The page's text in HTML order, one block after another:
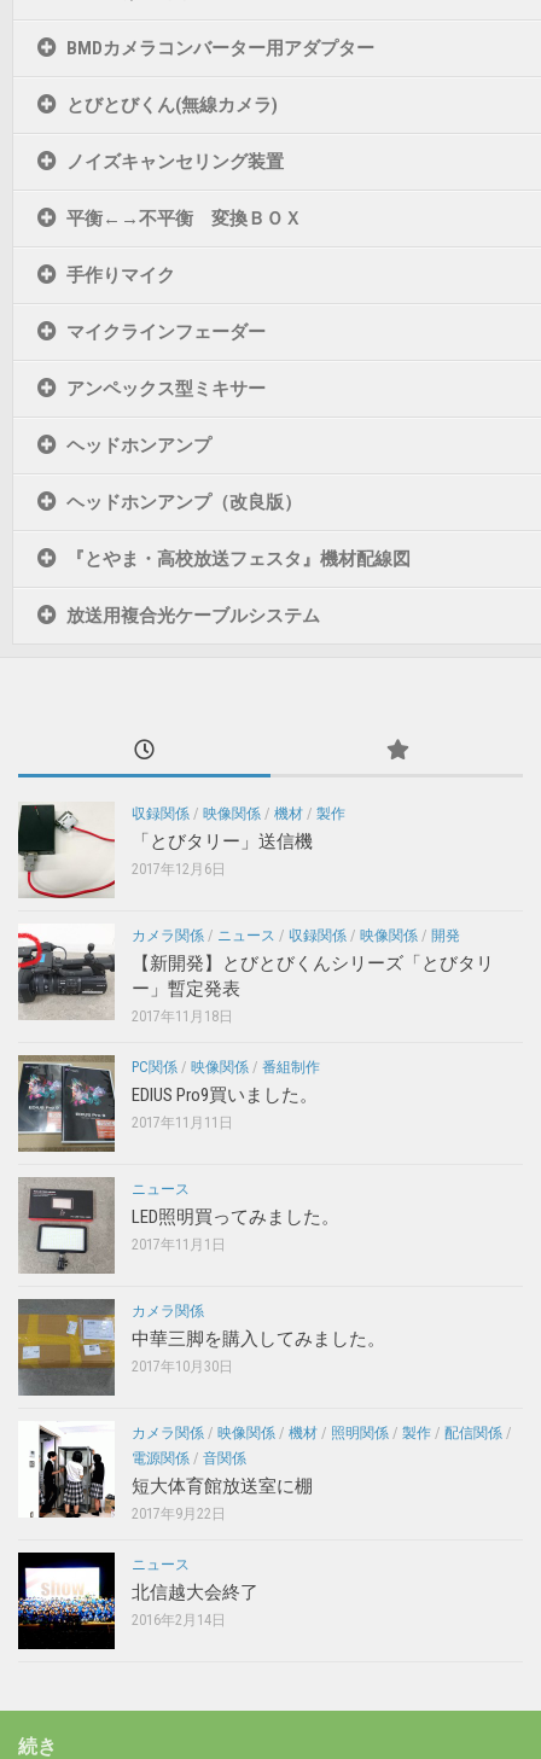
BMDカメラコンバーター用アダプター
とびとびくん(無線カメラ)
ノイズキャンセリング装置
平衡←→不平衡 変換ＢＯＸ
手作りマイク
マイクラインフェーダー
アンペックス型ミキサー
ヘッドホンアンプ
ヘッドホンアンプ（改良版）
『とやま・高校放送フェスタ』機材配線図
放送用複合光ケーブルシステム
収録関係 / 映像関係 / 機材 / 製作
「とびタリー」送信機
2017年12月6日
カメラ関係 / ニュース / 収録関係 / 映像関係 / 開発
【新開発】とびとびくんシリーズ「とびタリ
ー」暫定発表
2017年11月18日
PC関係 / 映像関係 / 番組制作
EDIUS Pro9買いました。
2017年11月11日
ニュース
LED照明買ってみました。
2017年11月1日
カメラ関係
中華三脚を購入してみました。
2017年10月30日
カメラ関係 / 映像関係 / 機材 / 照明関係 / 製作 / 配信関係 /
電源関係 / 音関係
短大体育館放送室に棚
2017年9月22日
ニュース
北信越大会終了
2016年2月14日
続き